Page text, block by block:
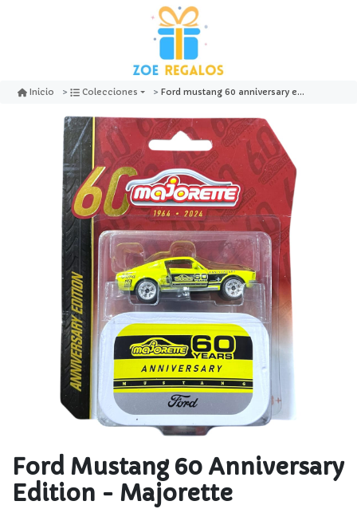
Inicio Colecciones Ford mustang 60 anniversary edition - majorette
Ford Mustang 60 Anniversary
Edition - Majorette